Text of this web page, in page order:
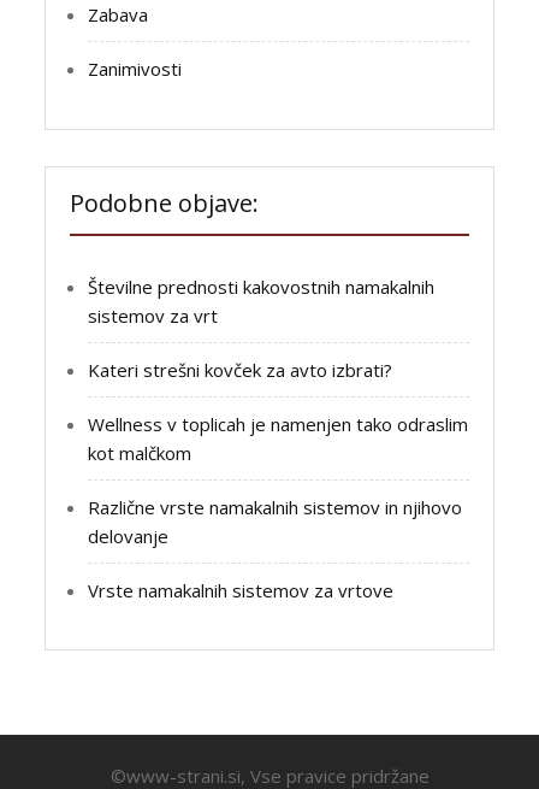
Zabava
Zanimivosti
Podobne objave:
Številne prednosti kakovostnih namakalnih
sistemov za vrt
Kateri strešni kovček za avto izbrati?
Wellness v toplicah je namenjen tako odraslim
kot malčkom
Različne vrste namakalnih sistemov in njihovo
delovanje
Vrste namakalnih sistemov za vrtove
©www-strani.si, Vse pravice pridržane